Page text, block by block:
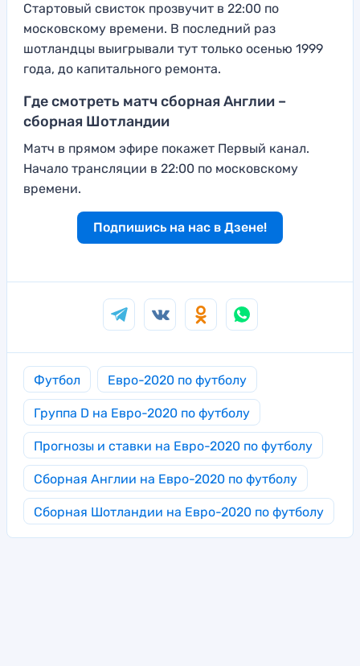
Стартовый свисток прозвучит в 22:00 по
московскому времени. В последний раз
шотландцы выигрывали тут только осенью 1999
года, до капитального ремонта.
Где смотреть матч сборная Англии –
сборная Шотландии
Матч в прямом эфире покажет Первый канал.
Начало трансляции в 22:00 по московскому
времени.
Подпишись на нас в Дзене!
Футбол Евро-2020 по футболу
Группа D на Евро-2020 по футболу
Прогнозы и ставки на Евро-2020 по футболу
Сборная Англии на Евро-2020 по футболу
Сборная Шотландии на Евро-2020 по футболу